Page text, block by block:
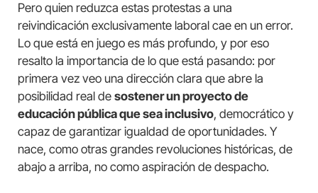
Pero quien reduzca estas protestas a una
reivindicación exclusivamente laboral cae en un error.
Lo que está en juego es más profundo, y por eso
resalto la importancia de lo que está pasando: por
primera vez veo una dirección clara que abre la
posibilidad real de sostener un proyecto de
educación pública que sea inclusivo, democrático y
capaz de garantizar igualdad de oportunidades. Y
nace, como otras grandes revoluciones históricas, de
abajo a arriba, no como aspiración de despacho.